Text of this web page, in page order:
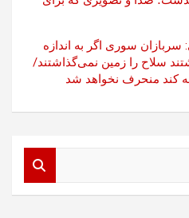
سوری اگر به اندازه
سلاح را زمین نمی‌گذاشتند/
کند منحرف نخواهد شد